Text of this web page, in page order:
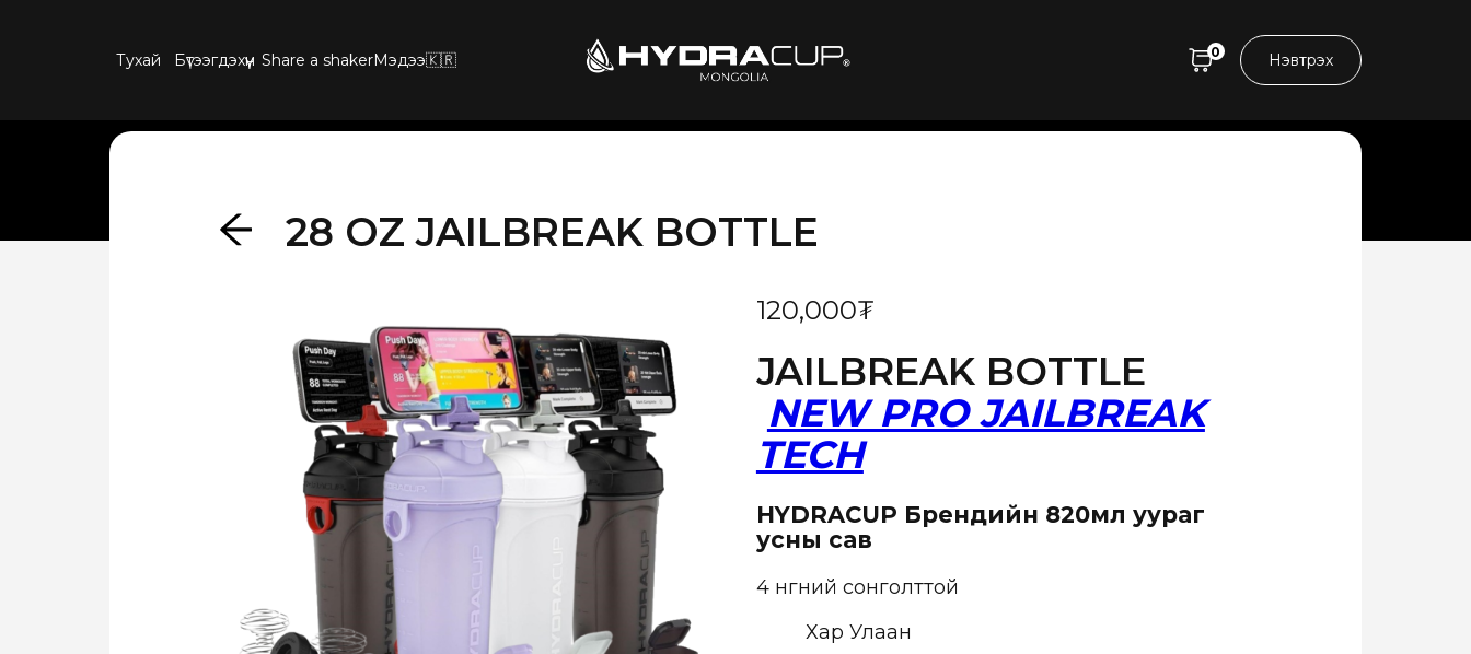
Тухай Бүтээгдэхүүн Share a shakerМэдээ🇰🇷 0 Нэвтрэх
28 OZ JAILBREAK BOTTLE
120,000₮
JAILBREAK BOTTLE
NEW PRO JAILBREAK
TECH
HYDRACUP Брендийн 820мл уураг
усны сав
4 өнгөний сонголттой
Хар Улаан